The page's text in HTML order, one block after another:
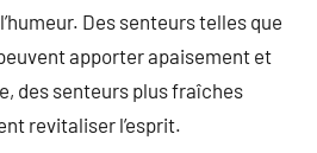
Des senteurs telles que
apporter apaisement et
des senteurs plus fraîches
revitaliser l’esprit.